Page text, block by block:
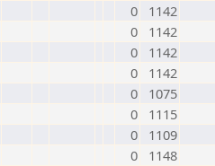
0
1142
0
1142
0
1142
0
1142
0
1075
0
1115
0
1109
0
1148